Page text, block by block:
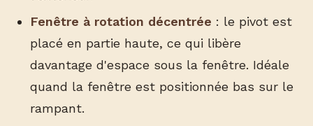
Fenêtre à rotation décentrée : le pivot est
placé en partie haute, ce qui libère
davantage d'espace sous la fenêtre. Idéale
quand la fenêtre est positionnée bas sur le
rampant.